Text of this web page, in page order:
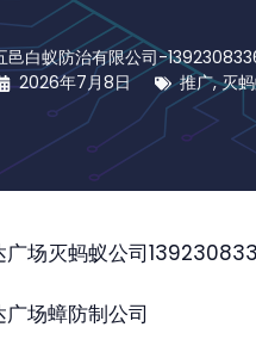
邑白蚁防治有限公司-
2026年7月8日
推广,灭
广场灭蚂蚁公司
广场蟑防制公司